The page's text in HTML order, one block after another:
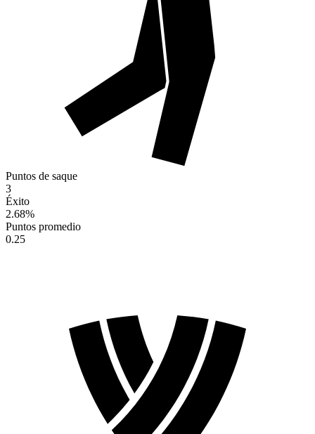
Puntos de saque
3
Éxito
2.68%
Puntos promedio
0.25